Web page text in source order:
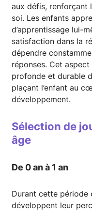
aux défis, renforçant
soi. Les enfants
d’apprentissage lui-
satisfaction dans la
dépendre
réponses. Cet
profonde et durable
plaçant l’enfant au
développement.
Sélection de
âge
De 0 an à 1 an
Durant cette période
développent leur